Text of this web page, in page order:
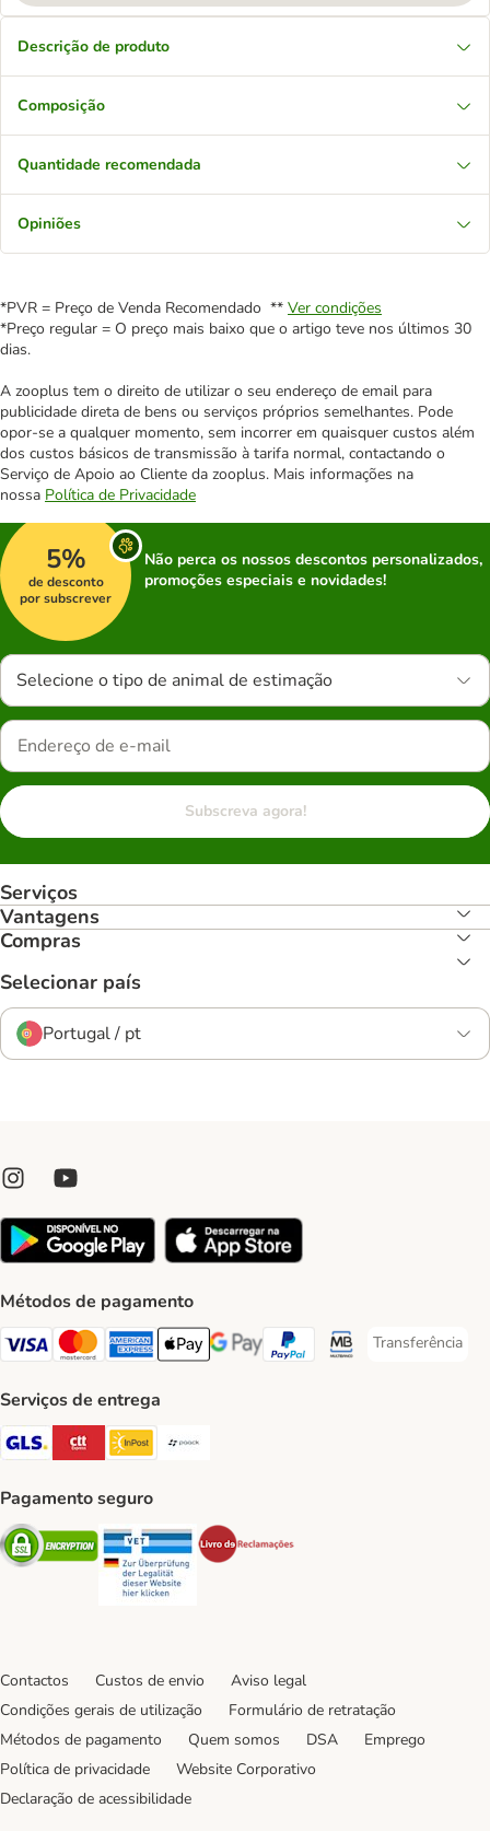
Descrição de produto
Composição
Quantidade recomendada
Opiniões
*PVR = Preço de Venda Recomendado ** Ver condições
*Preço regular = O preço mais baixo que o artigo teve nos últimos 30
dias.
A zooplus tem o direito de utilizar o seu endereço de email para
publicidade direta de bens ou serviços próprios semelhantes. Pode
opor-se a qualquer momento, sem incorrer em quaisquer custos além
dos custos básicos de transmissão à tarifa normal, contactando o
Serviço de Apoio ao Cliente da zooplus. Mais informações na
nossa Política de Privacidade
5%
de desconto
por subscrever
Não perca os nossos descontos personalizados,
promoções especiais e novidades!
Selecione o tipo de animal de estimação
Subscreva agora!
Serviços
Vantagens
Compras
Selecionar país
Portugal / pt
Métodos de pagamento
Visa Payment Method
Mastercard Payment Method
American Express Payment Method
Apple Pay Payment Method
Google Pay Payment Method
PayPal Payment Method
Multibanco Payment
Transferência
Transferência
Serviços de entrega
GLS Shipping Method
CTTExpress Shipping Method
InPost Shipping Method
Pagamento seguro
Security Security
Contactos Custos de envio
Aviso legal
Condições gerais de utilização
Formulário de retratação
Métodos de pagamento
Quem somos DSA
Emprego
Política de privacidade
Website Corporativo
Declaração de acessibilidade